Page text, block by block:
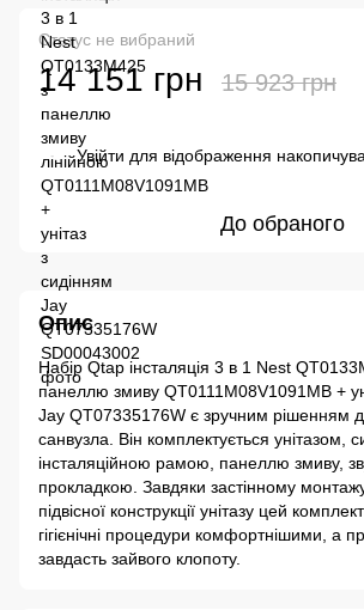
Статус не вибраний
14 151 грн 15 923 грн
% Увійти для відображення
До обраного
Опис
Набір Qtap інсталяція 3 в 1 Nest
панеллю змиву QT0111M08V1091MB +
Jay QT07335176W є зручним рішенням
санвузла. Він комплектується унітазом,
інсталяційною рамою, панеллю змиву,
прокладкою. Завдяки застінному монтажу
підвісної конструкції унітазу цей
гігієнічні процедури комфортнішими, а
завдасть зайвого клопоту.